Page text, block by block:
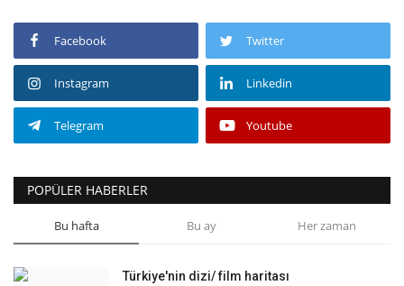
Facebook Twitter
Instagram Linkedin
Telegram Youtube
POPÜLER HABERLER
Bu hafta Bu ay Her zaman
Türkiye'nin dizi/ film haritası